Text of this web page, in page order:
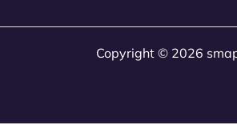
Copyright © 2026